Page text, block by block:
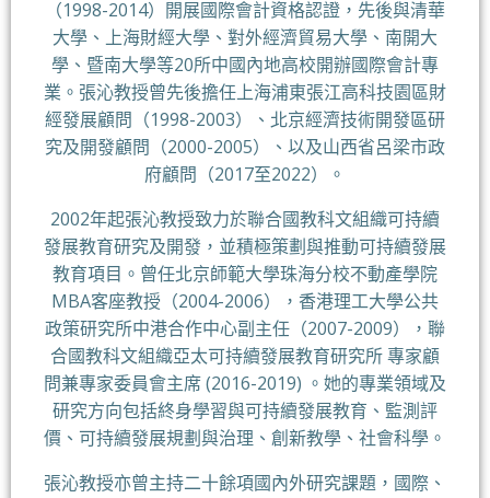
（1998-2014）開展國際會計資格認證，先後與清華
大學、上海財經大學、對外經濟貿易大學、南開大
學、暨南大學等20所中國內地高校開辦國際會計專
業。張沁教授曾先後擔任上海浦東張江高科技園區財
經發展顧問（1998-2003）、北京經濟技術開發區研
究及開發顧問（2000-2005）、以及山西省呂梁市政
府顧問（2017至2022）。
2002年起張沁教授致力於聯合國教科文組織可持續
發展教育研究及開發，並積極策劃與推動可持續發展
教育項目。曾任北京師範大學珠海分校不動產學院
MBA客座教授（2004-2006），香港理工大學公共
政策研究所中港合作中心副主任（2007-2009），聯
合國教科文組織亞太可持續發展教育研究所 專家顧
問兼專家委員會主席 (2016-2019) 。她的專業領域及
研究方向包括終身學習與可持續發展教育、監測評
價、可持續發展規劃與治理、創新教學、社會科學。
張沁教授亦曾主持二十餘項國內外研究課題，國際、